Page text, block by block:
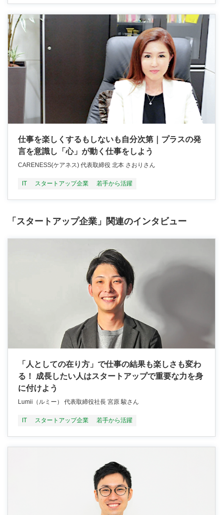
仕事を楽しくするもしないも自分次第｜プラスの発
言を意識し「心」が動く仕事をしよう
CARENESS(ケアネス) 代表取締役 北本 さおりさん
IT スタートアップ企業 若手から活躍
「スタートアップ企業」関連のインタビュー
「人としての在り方」で仕事の結果も楽しさも変わ
る！ 成長したい人はスタートアップで重要な力を身
に付けよう
Lumii（ルミー） 代表取締役社長 宮原 駿さん
IT スタートアップ企業 若手から活躍